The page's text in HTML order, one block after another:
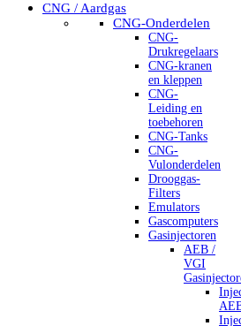
CNG / Aardgas
CNG-Onderdelen
CNG-
Drukregelaars
CNG-kranen
en kleppen
CNG-
Leiding en
toebehoren
CNG-Tanks
CNG-
Vulonderdelen
Drooggas-
Filters
Emulators
Gascomputers
Gasinjectoren
AEB /
VGI